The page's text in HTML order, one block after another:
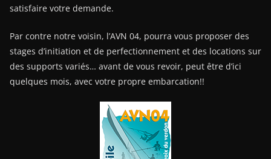
satisfaire votre demande.
Par contre notre voisin, l’AVN 04, pourra vous proposer des
stages d’initiation et de perfectionnement et des locations sur
des supports variés… avant de vous revoir, peut être d’ici
quelques mois, avec votre propre embarcation!!